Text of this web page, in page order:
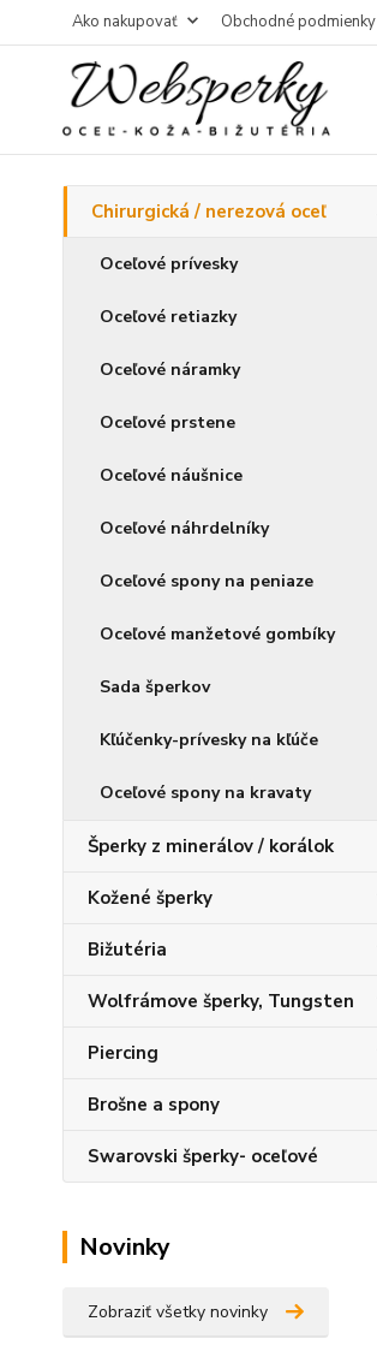
Ako nakupovať Obchodné podmienky
Chirurgická / nerezová oceľ
Oceľové prívesky
Oceľové retiazky
Oceľové náramky
Oceľové prstene
Oceľové náušnice
Oceľové náhrdelníky
Oceľové spony na peniaze
Oceľové manžetové gombíky
Sada šperkov
Kľúčenky-prívesky na kľúče
Oceľové spony na kravaty
Šperky z minerálov / korálok
Kožené šperky
Bižutéria
Wolfrámove šperky, Tungsten
Piercing
Brošne a spony
Swarovski šperky- oceľové
Novinky
Zobraziť všetky novinky